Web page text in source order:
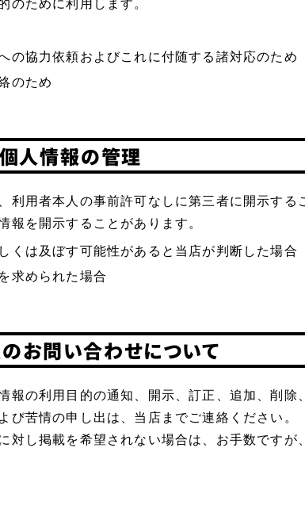
の協力依頼およびこれに付随する諸対応のため
のため
個人情報の管理
利用者本人の事前許可なしに第三者に開示する
を開示することがあります。
くは及ぼす可能性があると当店が判断した場合
求められた場合
お問い合わせについて
報の利用目的の通知、開示、訂正、追加、削除
び苦情の申し出は、当店までご連絡ください。
対し掲載を希望されない場合は、お手数ですが